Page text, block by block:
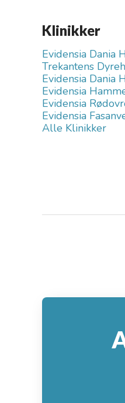
Klinikker
Evidensia Dania
Trekantens
Evidensia Dania
Evidensia
Evidensia
Evidensia
Alle Klinikker